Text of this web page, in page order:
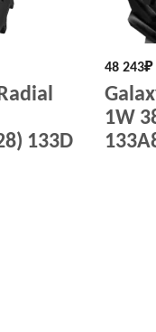
133D
48 243₽
1W